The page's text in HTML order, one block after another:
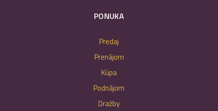
PONUKA
Predaj
Prenájom
Kúpa
Podnájom
Dražby